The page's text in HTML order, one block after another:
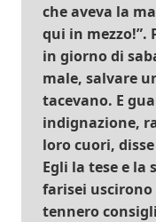
che aveva la
qui in mezzo!”.
in giorno di
male, salvare
tacevano. E
indignazione,
loro cuori,
Egli la tese e la
farisei
tennero